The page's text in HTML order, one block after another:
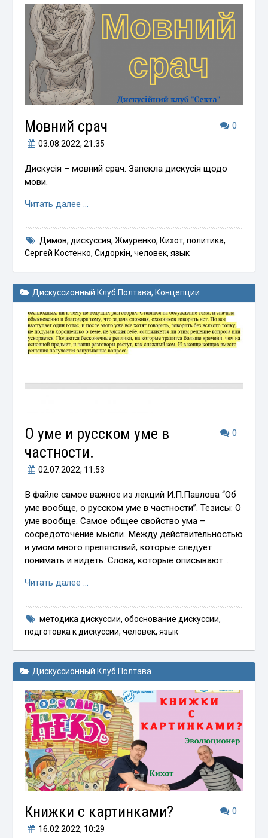
0
Мовний срач
03.08.2022, 21:35
Дискусія – мовний срач. Запекла дискусія щодо
мови.
Читать далее …
Димов, дискуссия, Жмуренко, Кихот, политика,
Сергей Костенко,Сидоркін,человек,язык
Дискуссионный Клуб Полтава, Концепции
0
О уме и русском уме в
частности.
02.07.2022, 11:53
В файле самое важное из лекций И.П.Павлова “Об
уме вообще, о русском уме в частности”. Тезисы: О
уме вообще. Самое общее свойство ума –
сосредоточение мысли. Между действительностью
и умом много препятствий, которые следует
понимать и видеть. Слова, которые описывают…
Читать далее …
методика дискуссии, обоснование дискуссии,
подготовка к дискуссии,человек,язык
Дискуссионный Клуб Полтава
0
Книжки с картинками?
16.02.2022, 10:29